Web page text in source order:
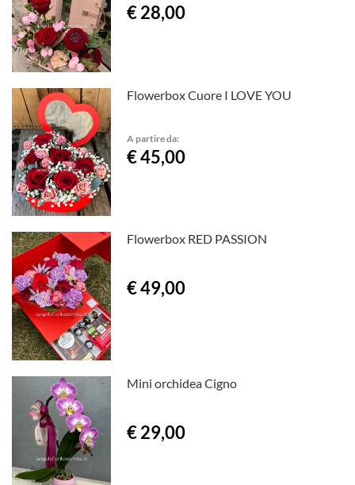
€ 28,00
Flowerbox Cuore I LOVE YOU
A partire da:
€ 45,00
Flowerbox RED PASSION
€ 49,00
Mini orchidea Cigno
€ 29,00